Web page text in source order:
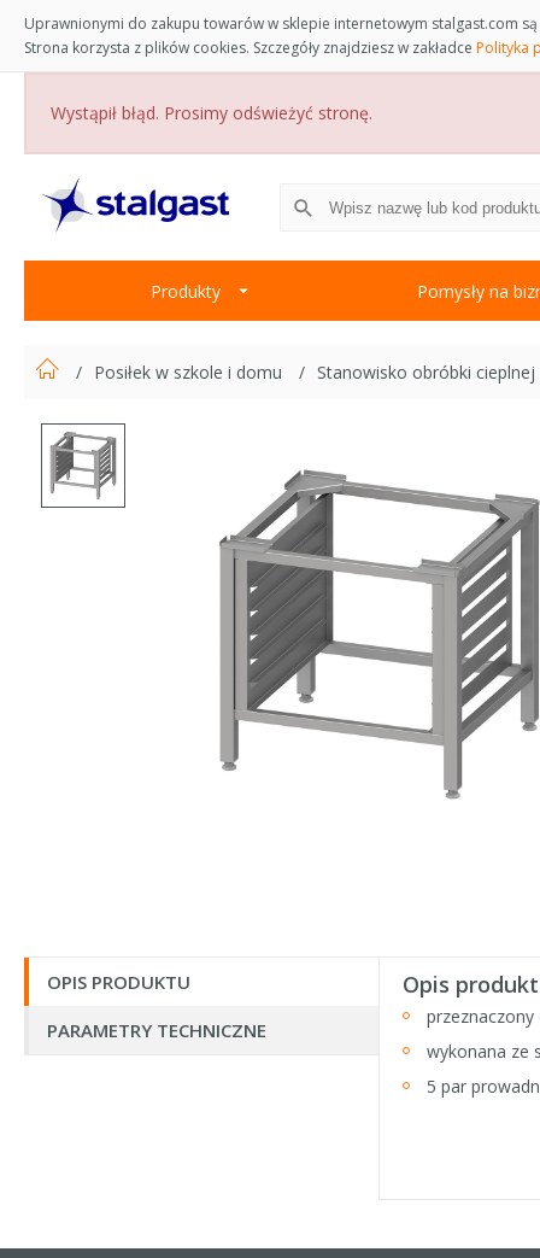
Uprawnionymi do zakupu towarów w sklepie internetowym stalgast.com
Strona korzysta z plików cookies. Szczegóły znajdziesz w zakładce Polityka
Wystąpił błąd. Prosimy odświeżyć stronę.
Produkty Pomysły na
Posiłek w szkole i domu Stanowisko obróbki
OPIS PRODUKTU
PARAMETRY TECHNICZNE
Opis
wykonana ze
5 par